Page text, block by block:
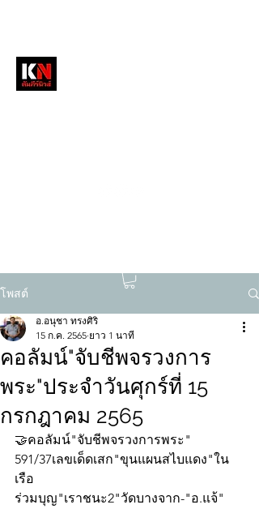
โพสต์
คอลัมน์"จับชีพจรวงการ
พระ"ประจำวันศุกร์ที่ 15
กรกฎาคม 2565
อ.อนุชา ทรงศิริ
15 ก.ค. 2565 ยาว 1 นาที
🤝คอลัมน์"จับชีพจรวงการพระ"
591/37เลขเด็ดเสก"ขุนแผนสไบแดง"ใน
เรือ
ร่วมบุญ"เราชนะ2"วัดบางจาก-"อ.แจ้"